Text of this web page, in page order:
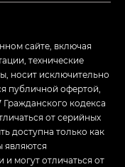
сайте, включая
технические
носит исключительно
публичной офертой,
кодекса
от серийных
доступна только как
являются
могут отличаться от